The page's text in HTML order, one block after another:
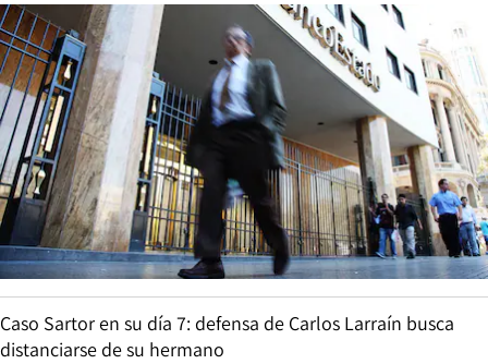
Caso Sartor en su día 7: defensa de Carlos Larraín busca
distanciarse de su hermano